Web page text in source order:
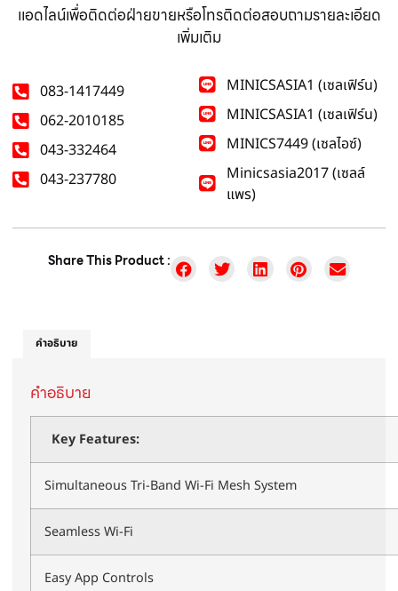
แอดไลน์เพื่อติดต่อฝ่ายขายหรือโทรติดต่อสอบถามรายละเอียด
เพิ่มเติม
083-1417449
062-2010185
043-332464
043-237780
MINICSASIA1 (เซลเฟิร์น)
MINICSASIA1 (เซลเฟิร์น)
MINICS7449 (เซลไอซ์)
Minicsasia2017 (เซลล์
แพร)
Share This Product :
คำอธิบาย
คำอธิบาย
Key Features:
Simultaneous Tri-Band Wi-Fi Mesh System
Seamless Wi-Fi
Easy App Controls